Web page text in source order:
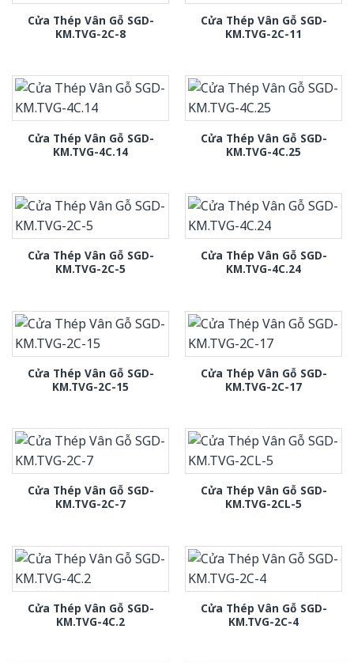
Cửa Thép Vân Gỗ SGD-
KM.TVG-2C-8
Cửa Thép Vân Gỗ SGD-
KM.TVG-2C-11
Cửa Thép Vân Gỗ SGD-
KM.TVG-4C.14
Cửa Thép Vân Gỗ SGD-
KM.TVG-4C.25
Cửa Thép Vân Gỗ SGD-
KM.TVG-2C-5
Cửa Thép Vân Gỗ SGD-
KM.TVG-4C.24
Cửa Thép Vân Gỗ SGD-
KM.TVG-2C-15
Cửa Thép Vân Gỗ SGD-
KM.TVG-2C-17
Cửa Thép Vân Gỗ SGD-
KM.TVG-2C-7
Cửa Thép Vân Gỗ SGD-
KM.TVG-2CL-5
Cửa Thép Vân Gỗ SGD-
KM.TVG-4C.2
Cửa Thép Vân Gỗ SGD-
KM.TVG-2C-4